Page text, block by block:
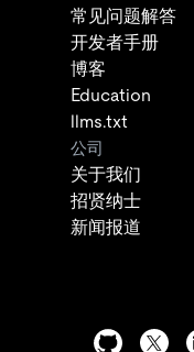
常见问题解答
开发者手册
博客
Education
llms.txt
公司
关于我们
招贤纳士
新闻报道